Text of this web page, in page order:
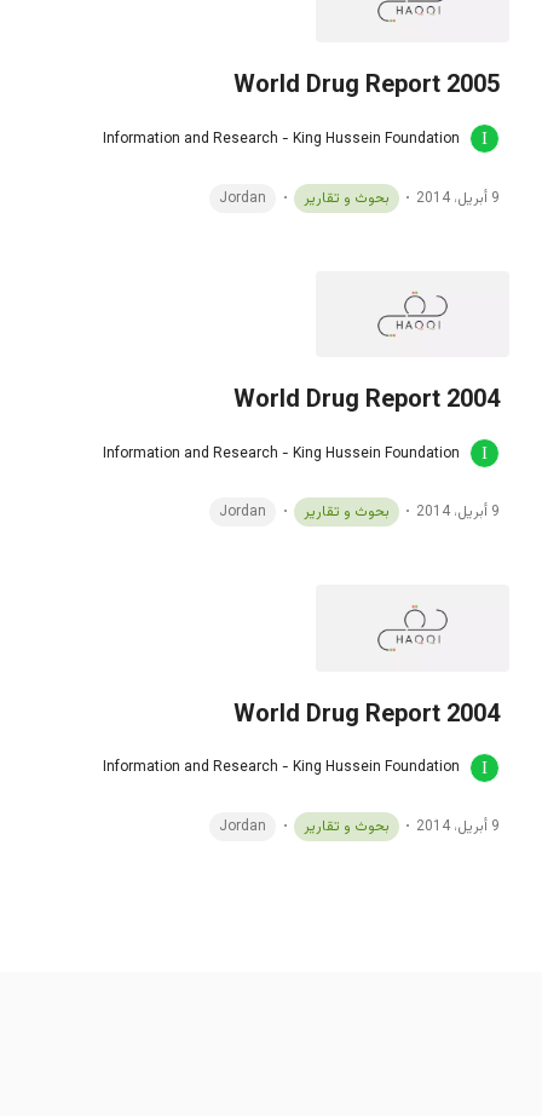
World Drug Report 2005
Information and Research - King Hussein Foundation
9 أبريل، 2014 بحوث و تقارير Jordan
World Drug Report 2004
Information and Research - King Hussein Foundation
9 أبريل، 2014 بحوث و تقارير Jordan
World Drug Report 2004
Information and Research - King Hussein Foundation
9 أبريل، 2014 بحوث و تقارير Jordan